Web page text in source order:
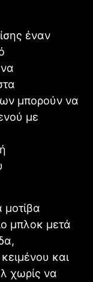
έναν
μπορούν να
με
μοτίβα
μπλοκ μετά
και
χωρίς να